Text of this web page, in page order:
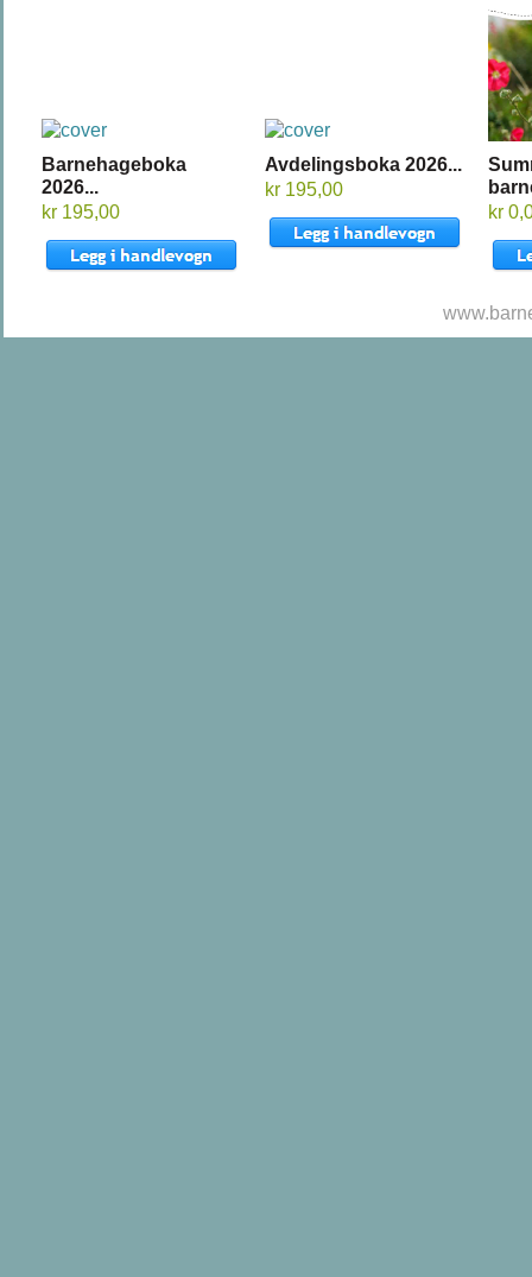
Barnehageboka
2026...
kr 195,00
Avdelingsboka 2026...
kr 195,00
kr